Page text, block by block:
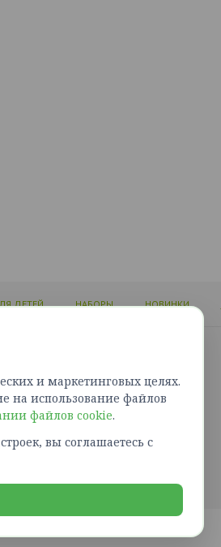
ДЕТЕЙ НАБОРЫ НОВИНКИ
картами
Связаться с нами
Карта сайта
и маркетинговых целях.
на использование файлов
файлов cookie.
вы соглашаетесь с